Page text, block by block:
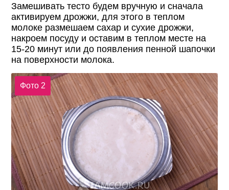
Замешивать тесто будем вручную и сначала
активируем дрожжи, для этого в теплом
молоке размешаем сахар и сухие дрожжи,
накроем посуду и оставим в теплом месте на
15-20 минут или до появления пенной шапочки
на поверхности молока.
Фото 2